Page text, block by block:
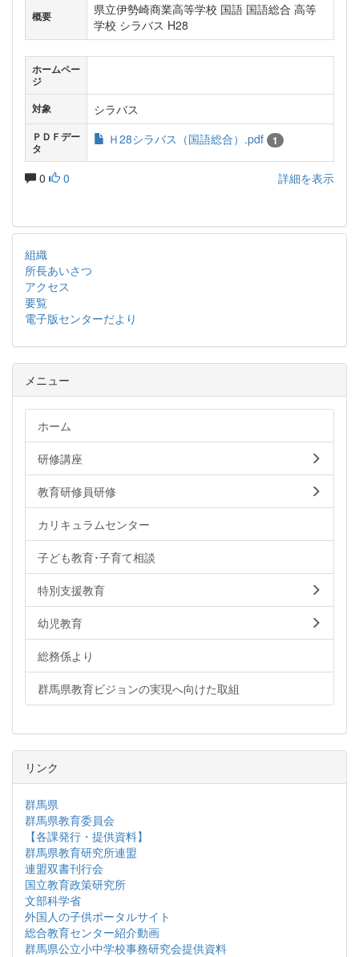
概要
県立伊勢崎商業高等学校 国語 国語総合 高等
学校 シラバス H28
ホームペー
ジ
対象
シラバス
ＰＤＦデー
タ
Ｈ28シラバス（国語総合）.pdf 1
0 0 詳細を表示
組織
所長あいさつ
アクセス
要覧
電子版センターだより
メニュー
ホーム
研修講座
教育研修員研修
カリキュラムセンター
子ども教育･子育て相談
特別支援教育
幼児教育
総務係より
群馬県教育ビジョンの実現へ向けた取組
リンク
群馬県
群馬県教育委員会
【各課発行・提供資料】
群馬県教育研究所連盟
連盟双書刊行会
国立教育政策研究所
文部科学省
外国人の子供ポータルサイト
総合教育センター紹介動画
群馬県公立小中学校事務研究会提供資料